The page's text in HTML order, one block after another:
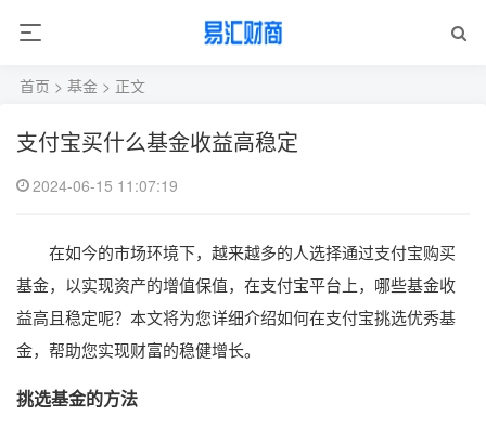
首页 > 基金 > 正文
支付宝买什么基金收益高稳定
2024-06-15 11:07:19
在如今的市场环境下，越来越多的人选择通过支付宝购买
基金，以实现资产的增值保值，在支付宝平台上，哪些基金收
益高且稳定呢？本文将为您详细介绍如何在支付宝挑选优秀基
金，帮助您实现财富的稳健增长。
挑选基金的方法